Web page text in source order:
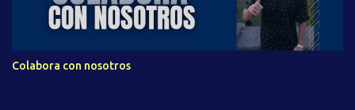
Colabora con nosotros